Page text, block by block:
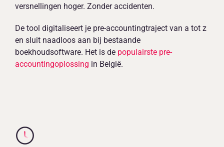
versnellingen hoger. Zonder accidenten.
De tool digitaliseert je pre-accountingtraject van a tot z
en sluit naadloos aan bij bestaande
boekhoudsoftware. Het is de populairste pre-
accountingoplossing in België.